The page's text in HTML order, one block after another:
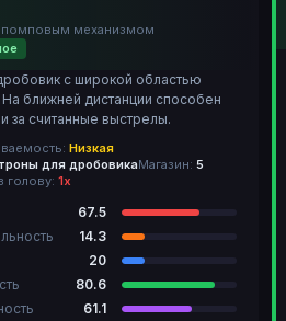
механизмом
с широкой областью
ближней дистанции способен
за считанные выстрелы.
Низкая
для дробовикаМагазин: 5
голову: 1х
67.5
14.3
20
80.6
61.1